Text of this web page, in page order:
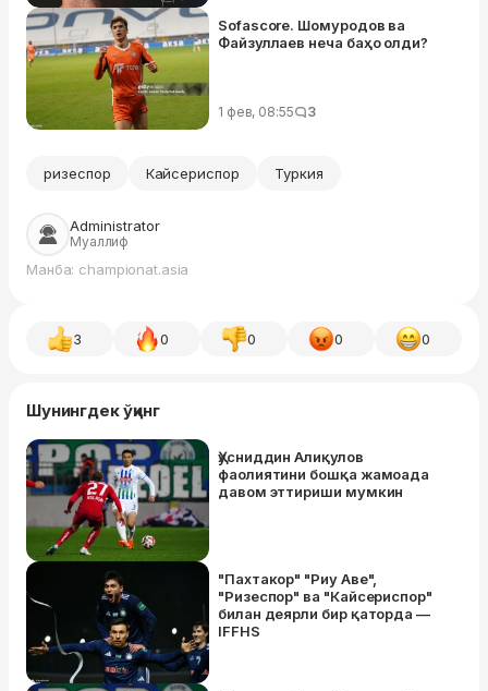
Sofascore. Шомуродов ва
Файзуллаев неча баҳо олди?
1 фев, 08:55 3
ризеспор Кайсериспор Туркия
Administrator
Муаллиф
Манба: championat.asia
3 0 0 0 0
Шунингдек ўқинг
Ҳусниддин Алиқулов
фаолиятини бошқа жамоада
давом эттириши мумкин
"Пахтакор" "Риу Аве",
"Ризеспор" ва "Кайсериспор"
билан деярли бир қаторда —
IFFHS